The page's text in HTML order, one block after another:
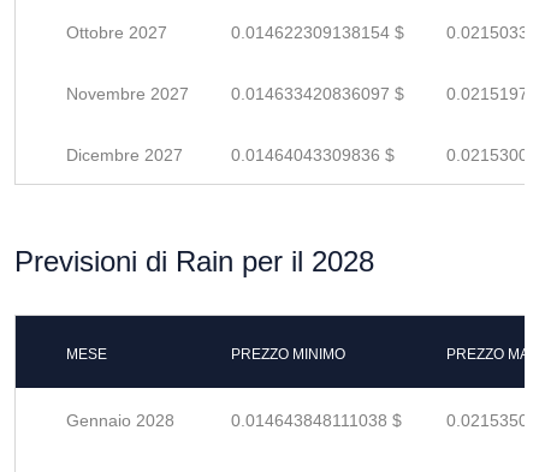
Ottobre 2027 0.014622309138154 $
Novembre 2027 0.014633420836097 $
Dicembre 2027 0.01464043309836 $
Previsioni di Rain per il 2028
MESE PREZZO MINIMO PREZZO
Gennaio 2028 0.014643848111038 $